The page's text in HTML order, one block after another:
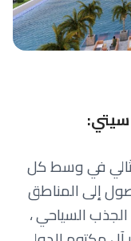
في وسط كل
إلى المناطق
السياحي ،